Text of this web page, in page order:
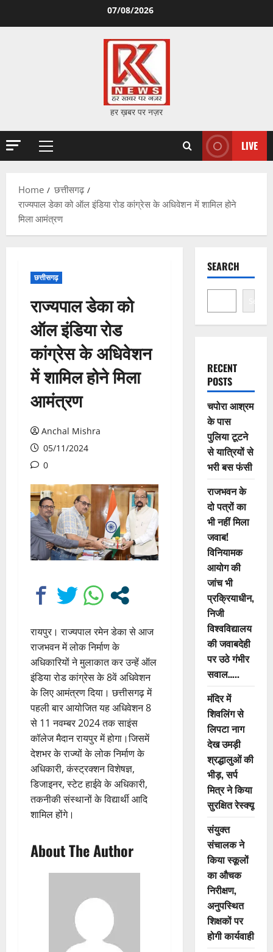
07/08/2026
हर ख़बर पर नज़र
Primary
LIVE
Home
छत्तीसगढ़
राज्यपाल डेका को ऑल इंडिया रोड कांग्रेस के अधिवेशन में शामिल होने
मिला आमंत्रण
छत्तीसगढ़
राज्यपाल डेका को
ऑल इंडिया रोड
कांग्रेस के अधिवेशन
में शामिल होने मिला
आमंत्रण
Anchal Mishra
05/11/2024
0
रायपुर। राज्यपाल रमेन डेका से आज
राजभवन में लोक निर्माण के
अधिकारियों ने मुलाकात कर उन्हें ऑल
इंडिया रोड कांग्रेस के 8वें अधिवेशन
के लिए आमंत्रण दिया। छत्तीसगढ़ में
पहली बार आयोजित यह अधिवेशन 8
से 11 नवम्बर 2024 तक साइंस
कॉलेज मैदान रायपुर में होगा।जिसमें
देशभर के राज्यों के लोक निर्माण के
अधिकारी, कंस्ट्रक्शन विशेषज्ञ,
डिजाइनर, स्टेट हाईवे के अधिकारी,
तकनीकी संस्थानों के विद्यार्थी आदि
शामिल होंगे।
About The Author
SEARCH
Search
RECENT
POSTS
चपोरा आश्रम
के पास
पुलिया टूटने
से यात्रियों से
भरी बस फंसी
राजभवन के
दो पत्रों का
भी नहीं मिला
जवाब!
विनियामक
आयोग की
जांच भी
प्रक्रियाधीन,
निजी
विश्वविद्यालय
की जवाबदेही
पर उठे गंभीर
सवाल…..
मंदिर में
शिवलिंग से
लिपटा नाग
देख उमड़ी
श्रद्धालुओं की
भीड़, सर्प
मित्र ने किया
सुरक्षित रेस्क्यू
संयुक्त
संचालक ने
किया स्कूलों
का औचक
निरीक्षण,
अनुपस्थित
शिक्षकों पर
होगी कार्यवाही